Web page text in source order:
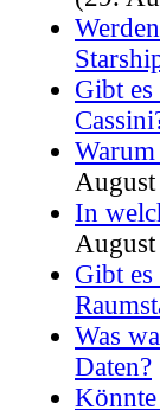
Gibt
In
Gibt
Was
Daten?
Könnte